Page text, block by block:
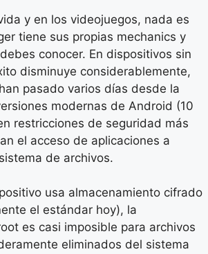
y en los videojuegos, nada es
tiene sus propias mechanics y
conocer. En dispositivos sin
disminuye considerablemente,
pasado varios días desde la
modernas de Android (10
restricciones de seguridad más
el acceso de aplicaciones a
de archivos.
usa almacenamiento cifrado
el estándar hoy), la
es casi imposible para archivos
eliminados del sistema